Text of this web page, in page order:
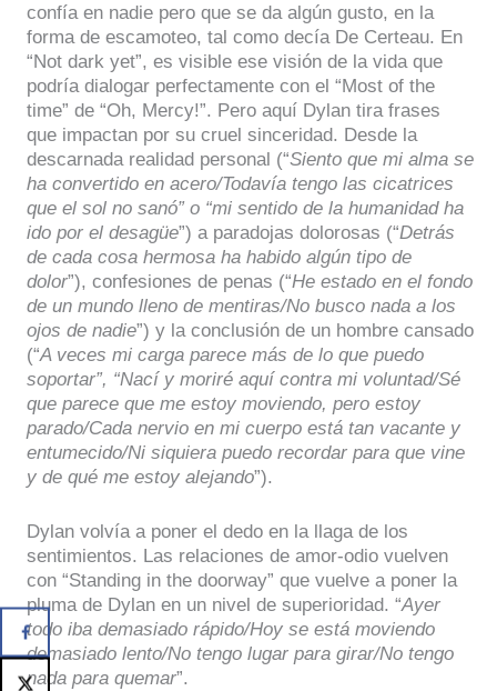
confía en nadie pero que se da algún gusto, en la
forma de escamoteo, tal como decía De Certeau. En
“Not dark yet”, es visible ese visión de la vida que
podría dialogar perfectamente con el “Most of the
time” de “Oh, Mercy!”. Pero aquí Dylan tira frases
que impactan por su cruel sinceridad. Desde la
descarnada realidad personal (“Siento que mi alma se
ha convertido en acero/Todavía tengo las cicatrices
que el sol no sanó” o “mi sentido de la humanidad ha
ido por el desagüe”) a paradojas dolorosas (“Detrás
de cada cosa hermosa ha habido algún tipo de
dolor”), confesiones de penas (“He estado en el fondo
de un mundo lleno de mentiras/No busco nada a los
ojos de nadie”) y la conclusión de un hombre cansado
(“A veces mi carga parece más de lo que puedo
soportar”, “Nací y moriré aquí contra mi voluntad/Sé
que parece que me estoy moviendo, pero estoy
parado/Cada nervio en mi cuerpo está tan vacante y
entumecido/Ni siquiera puedo recordar para que vine
y de qué me estoy alejando”).
Dylan volvía a poner el dedo en la llaga de los
sentimientos. Las relaciones de amor-odio vuelven
con “Standing in the doorway” que vuelve a poner la
pluma de Dylan en un nivel de superioridad. “Ayer
todo iba demasiado rápido/Hoy se está moviendo
demasiado lento/No tengo lugar para girar/No tengo
nada para quemar”.